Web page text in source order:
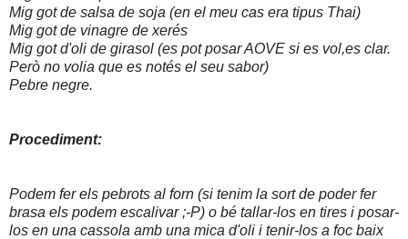
Mig got de salsa de soja (en el meu cas era tipus Thai)
Mig got de vinagre de xerés
Mig got d'oli de girasol (es pot posar AOVE si es vol,es clar.
Però no volia que es notés el seu sabor)
Pebre negre.
Procediment:
Podem fer els pebrots al forn (si tenim la sort de poder fer
brasa els podem escalivar ;-P) o bé tallar-los en tires i posar-
los en una cassola amb una mica d'oli i tenir-los a foc baix